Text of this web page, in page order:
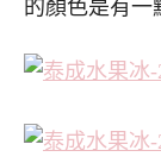
的顏色是有一